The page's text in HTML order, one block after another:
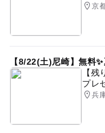
京
【8/22(土)尼崎】無料
【
プレ
兵